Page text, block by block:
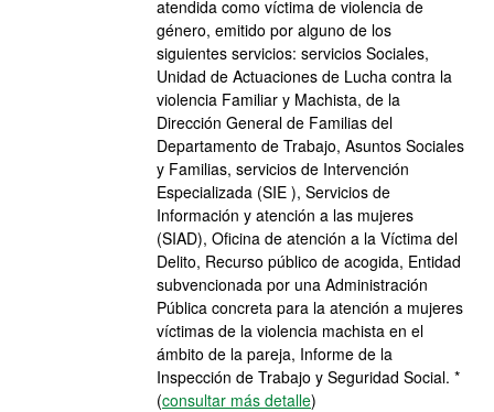
atendida como víctima de violencia de
género, emitido por alguno de los
siguientes servicios: servicios Sociales,
Unidad de Actuaciones de Lucha contra la
violencia Familiar y Machista, de la
Dirección General de Familias del
Departamento de Trabajo, Asuntos Sociales
y Familias, servicios de Intervención
Especializada (SIE ), Servicios de
Información y atención a las mujeres
(SIAD), Oficina de atención a la Víctima del
Delito, Recurso público de acogida, Entidad
subvencionada por una Administración
Pública concreta para la atención a mujeres
víctimas de la violencia machista en el
ámbito de la pareja, Informe de la
Inspección de Trabajo y Seguridad Social. *
(consultar más detalle)